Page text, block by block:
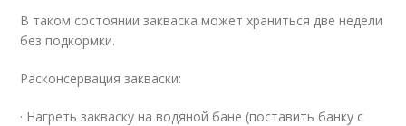
В таком состоянии закваска может храниться две недели
без подкормки.
Расконсервация закваски:
· Нагреть закваску на водяной бане (поставить банку с